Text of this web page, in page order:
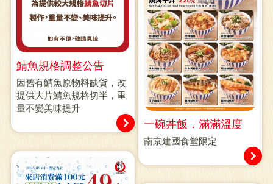
鯖魚規格調整公告
因舊有鯖魚原物料缺貨，改
提供大片鯖魚規格切半，重
量不變美味提升
一碗丼飯．滿滿溫度
南京建國食堂限定